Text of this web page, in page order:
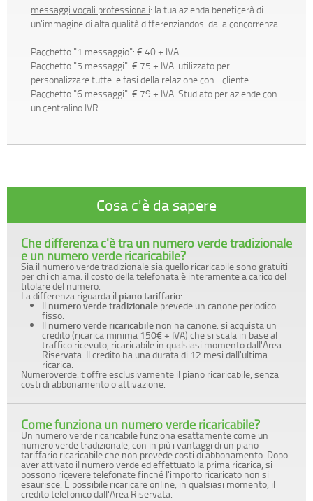
messaggi vocali professionali: la tua azienda beneficerà di
un'immagine di alta qualità differenziandosi dalla concorrenza.
Pacchetto "1 messaggio": € 40 + IVA
Pacchetto "5 messaggi": € 75 + IVA. utilizzato per
personalizzare tutte le fasi della relazione con il cliente.
Pacchetto "6 messaggi": € 79 + IVA. Studiato per aziende con
un centralino IVR
Cosa c'è da sapere
Che differenza c'è tra un numero verde tradizionale
e un numero verde ricaricabile?
Sia il numero verde tradizionale sia quello ricaricabile sono gratuiti
per chi chiama: il costo della telefonata è interamente a carico del
titolare del numero.
La differenza riguarda il piano tariffario:
Il numero verde tradizionale prevede un canone periodico
fisso.
Il numero verde ricaricabile non ha canone: si acquista un
credito (ricarica minima 150€ + IVA) che si scala in base al
traffico ricevuto, ricaricabile in qualsiasi momento dall'Area
Riservata. Il credito ha una durata di 12 mesi dall'ultima
ricarica.
Numeroverde.it offre esclusivamente il piano ricaricabile, senza
costi di abbonamento o attivazione.
Come funziona un numero verde ricaricabile?
Un numero verde ricaricabile funziona esattamente come un
numero verde tradizionale, con in più i vantaggi di un piano
tariffario ricaricabile che non prevede costi di abbonamento. Dopo
aver attivato il numero verde ed effettuato la prima ricarica, si
possono ricevere telefonate finché l'importo ricaricato non si
esaurisce. È possibile ricaricare online, in qualsiasi momento, il
credito telefonico dall'Area Riservata.